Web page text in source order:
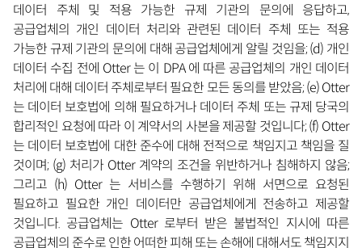
데이터 주체 및 적용 가능한 규제 기관의 문의에 응답하고,
공급업체의 개인 데이터 처리와 관련된 데이터 주체 또는 적용
가능한 규제 기관의 문의에 대해 공급업체에게 알릴 것임을; (d) 개인
데이터 수집 전에 Otter 는 이 DPA 에 따른 공급업체의 개인 데이터
처리에 대해 데이터 주체로부터 필요한 모든 동의를 받았음; (e) Otter
는 데이터 보호법에 의해 필요하거나 데이터 주체 또는 규제 당국의
합리적인 요청에 따라 이 계약서의 사본을 제공할 것입니다; (f) Otter
는 데이터 보호법에 대한 준수에 대해 전적으로 책임지고 책임을 질
것이며; (g) 처리가 Otter 계약의 조건을 위반하거나 침해하지 않음;
그리고 (h) Otter 는 서비스를 수행하기 위해 서면으로 요청된
필요하고 필요한 개인 데이터만 공급업체에게 전송하고 제공할
것입니다. 공급업체는 Otter 로부터 받은 불법적인 지시에 따른
공급업체의 준수로 인한 어떠한 피해 또는 손해에 대해서도 책임지지